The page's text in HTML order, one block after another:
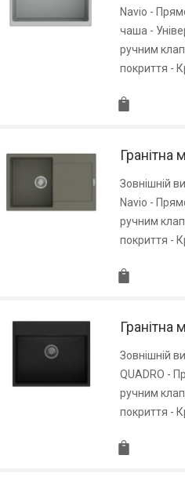
Navio -
чаша -
ручним
покриття -
Гранітна
Зовнішній
Navio -
ручним
покриття -
Гранітна
Зовнішній
QUADRO -
ручним
покриття -